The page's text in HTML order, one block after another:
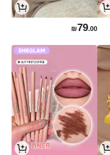
₪79.00